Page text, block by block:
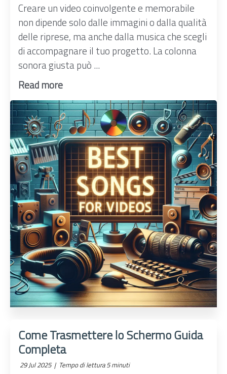
Creare un video coinvolgente e memorabile
non dipende solo dalle immagini o dalla qualità
delle riprese, ma anche dalla musica che scegli
di accompagnare il tuo progetto. La colonna
sonora giusta può ...
Read more
Come Trasmettere lo Schermo Guida
Completa
29 Jul 2025 | Tempo di lettura 5 minuti